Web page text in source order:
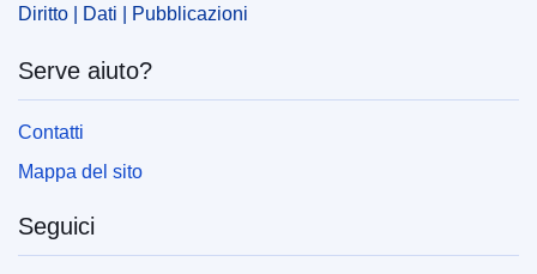
Diritto | Dati | Pubblicazioni
Serve aiuto?
Contatti
Mappa del sito
Seguici